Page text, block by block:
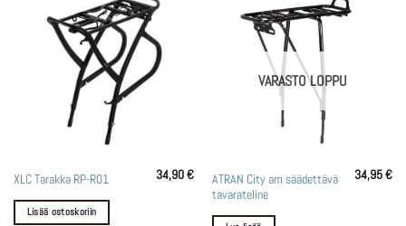
XLC Tarakka RP-R01 34,90€
Lisää ostoskoriin
VARASTO LOPPU
ATRAN City am säädettävä
tavarateline
34,95€